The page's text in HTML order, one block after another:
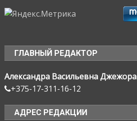
ГЛАВНЫЙ РЕДАКТОР
Александра Васильевна Джежора
+375-17-311-16-12
АДРЕС РЕДАКЦИИ